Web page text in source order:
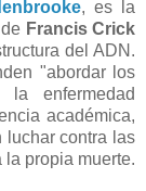
, es la
Francis Crick
del ADN.
"abordar los
enfermedad
académica,
luchar contra las
propia muerte.